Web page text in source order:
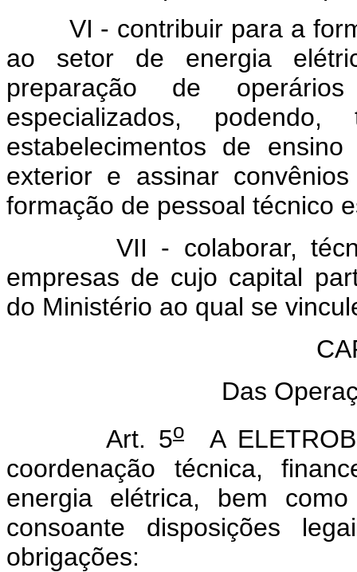
VI - contribuir para a
ao setor de energia
preparação de
especializados,
estabelecimentos de
exterior e assinar
formação de pessoal técnico
VII - colaborar, técnica
empresas de cujo capital
do Ministério ao qual se
Das
Art. 5oA
coordenação técnica,
energia elétrica, bem
consoante disposições
obrigações: